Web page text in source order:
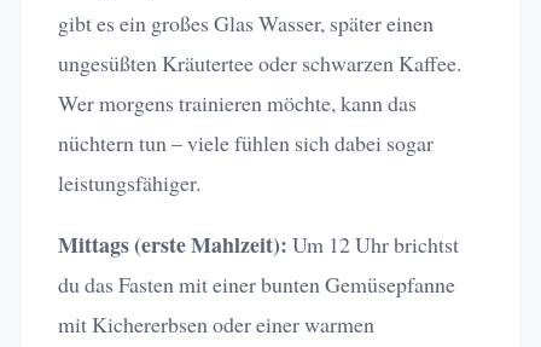
gibt es ein großes Glas Wasser, später einen
ungesüßten Kräutertee oder schwarzen Kaffee.
Wer morgens trainieren möchte, kann das
nüchtern tun – viele fühlen sich dabei sogar
leistungsfähiger.
Mittags (erste Mahlzeit): Um 12 Uhr brichtst
du das Fasten mit einer bunten Gemüsepfanne
mit Kichererbsen oder einer warmen